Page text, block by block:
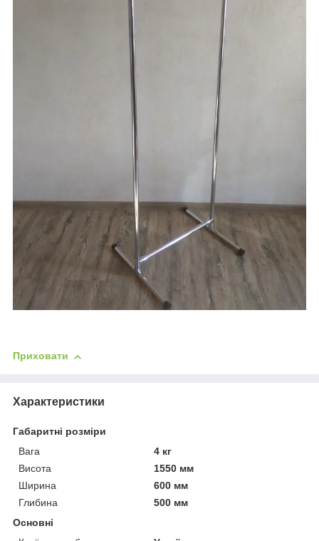
Приховати
Характеристики
Габаритні розміри
Вага
4 кг
Висота
1550 мм
Ширина
600 мм
Глибина
500 мм
Основні